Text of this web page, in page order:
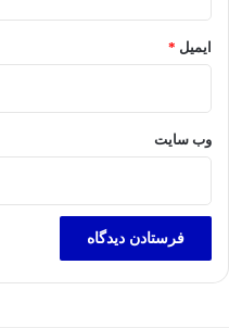
ایمیل *
وب‌ سایت